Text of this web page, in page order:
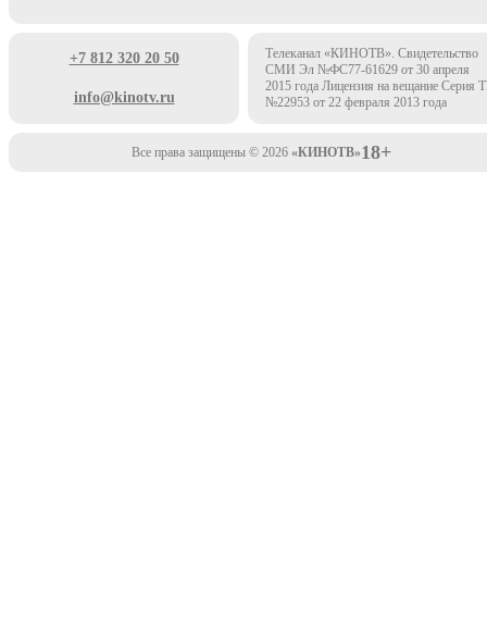
+7 812 320 20 50
info@kinotv.ru
Телеканал «КИНОТВ». Свидетельство
СМИ Эл №ФС77-61629 от 30 апреля
2015 года Лицензия на вещание Серия
№22953 от 22 февраля 2013 года
Все права защищены © 2026 «КИНОТВ»18+